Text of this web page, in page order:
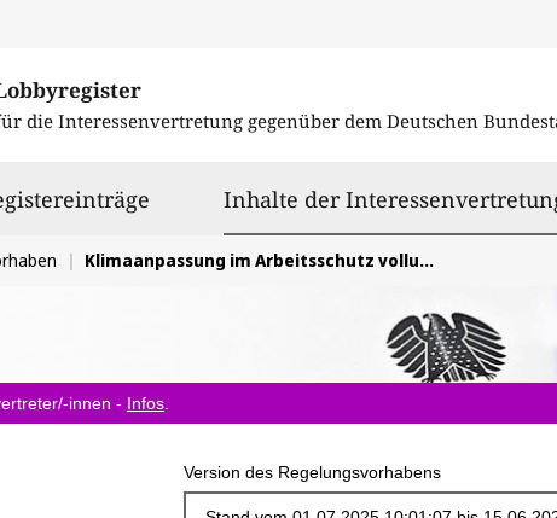
die Interessenvertretung gegenüber dem Deutschen
Inhalte der
Klimaanpassung im Arbeitsschutz vollumpfänglich als Aufgabe integrieren
innen - Infos
Version des Regelungsvorhabens